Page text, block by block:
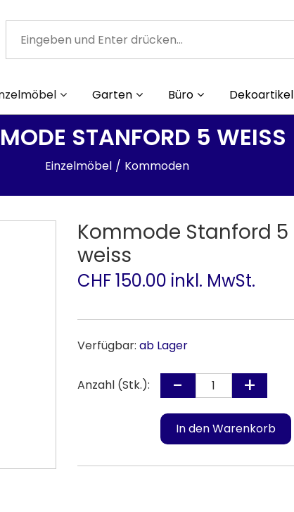
Garten Büro Dekoartikel
STANFORD 5 WEISS
Einzelmöbel Kommoden
Kommode Stanford 5
weiss
CHF 150.00 inkl. MwSt.
Verfügbar: ab Lager
Anzahl (Stk.):